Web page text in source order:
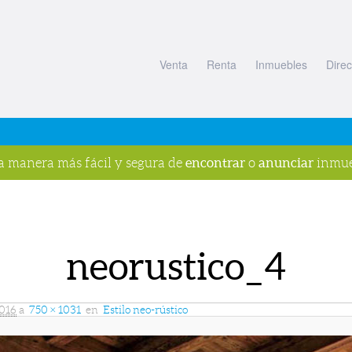
Venta Renta Inmuebles
manera más fácil y segura de encontrar o anunciar
neorustico_4
a 750 × 1031 en Estilo neo-rústico